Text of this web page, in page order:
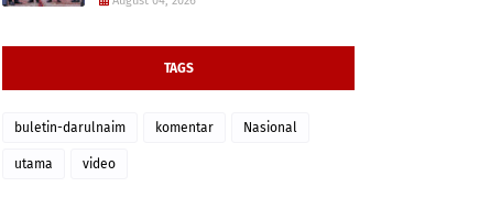
TAGS
buletin-darulnaim komentar Nasional
utama video